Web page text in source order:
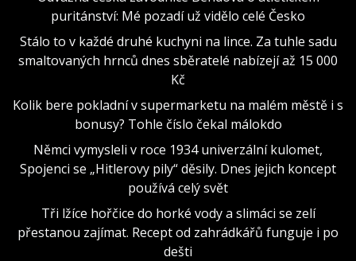
puritánství: Mé pozadí už vidělo celé Česko
Stálo to v každé druhé kuchyni na lince. Za tuhle sadu
smaltovaných hrnců dnes sběratelé nabízejí až 15 000
Kč
Kolik bere pokladní v supermarketu na malém městě i s
bonusy? Tohle číslo čekal málokdo
Němci vymysleli v roce 1934 univerzální kulomet,
Spojenci se „Hitlerovy pily“ děsily. Dnes jejich koncept
používá celý svět
Tři lžíce hořčice do horké vody a slimáci se zelí
přestanou zajímat. Recept od zahrádkářů funguje i po
dešti